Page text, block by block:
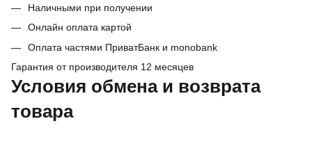
Наличными при получении
Онлайн оплата картой
Оплата частями ПриватБанк и monobank
Гарантия от производителя 12 месяцев
Условия обмена и возврата
товара